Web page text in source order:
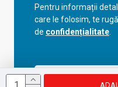
Pentru informații
care le folosim, te
de confidențialitate
Acceptă setările